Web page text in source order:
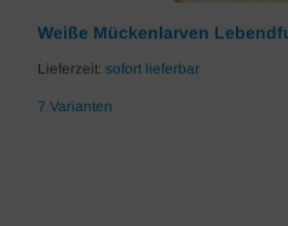
Weiße Mückenlarven
Lieferzeit: sofort lieferbar
7 Varianten